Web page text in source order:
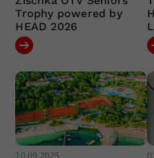
Trophy powered by
HEAD 2026
10.09.2025